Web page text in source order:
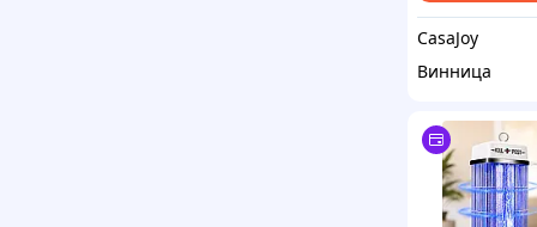
CasaJoy
Винница